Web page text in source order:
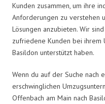
Kunden zusammen, um ihre
Anforderungen zu verstehen
Lösungen anzubieten. Wir
zufriedene Kunden bei ihrem
Basildon unterstützt haben.
Wenn du auf der Suche nach
erschwinglichen
Offenbach am Main nach